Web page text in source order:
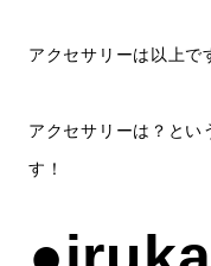
アクセサリーは以上で
アクセサリーは？とい
す！